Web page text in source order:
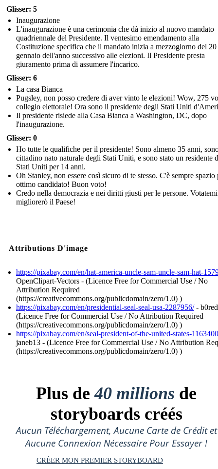
Glisser: 5
Inaugurazione
L'inaugurazione è una cerimonia che dà inizio al nuovo mandato
quadriennale del Presidente. Il ventesimo emendamento alla
Costituzione specifica che il mandato inizia a mezzogiorno del 20
gennaio dell'anno successivo alle elezioni. Il Presidente presta
giuramento prima di assumere l'incarico.
Glisser: 6
La casa Bianca
Pugsley, non posso credere di aver vinto le elezioni! Wow, 275
collegio elettorale! Ora sono il presidente degli Stati Uniti
Il presidente risiede alla Casa Bianca a Washington, DC, dopo
l'inaugurazione.
Glisser: 0
Ho tutte le qualifiche per il presidente! Sono almeno 35 anni,
cittadino nato naturale degli Stati Uniti, e sono stato un residente
Stati Uniti per 14 anni.
Oh Stanley, non essere così sicuro di te stesso. C'è sempre spazio
ottimo candidato! Buon voto!
Credo nella democrazia e nei diritti giusti per le persone.
migliorerò il Paese!
Attributions D'image
https://pixabay.com/en/hat-america-uncle-sam-uncle-sam-hat-
OpenClipart-Vectors - (Licence Free for Commercial Use / No
Attribution Required
(https://creativecommons.org/publicdomain/zero/1.0) )
https://pixabay.com/en/presidential-seal-seal-usa-2287956/-
(Licence Free for Commercial Use / No Attribution Required
(https://creativecommons.org/publicdomain/zero/1.0) )
https://pixabay.com/en/seal-president-of-the-united-states-
janeb13 - (Licence Free for Commercial Use / No Attribution
(https://creativecommons.org/publicdomain/zero/1.0) )
Plus de40 millions de
storyboards créés
Aucun Téléchargement, Aucune Carte de Crédit et
Aucune Connexion Nécessaire Pour Essayer !
CRÉER MON PREMIER STORYBOARD